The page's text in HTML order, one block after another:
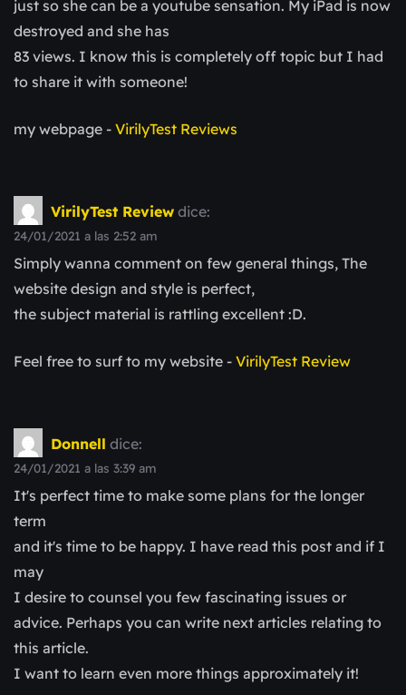
just so she can be a youtube sensation. My iPad is now
destroyed and she has
83 views. I know this is completely off topic but I had
to share it with someone!
my webpage - VirilyTest Reviews
VirilyTest Review dice:
24/01/2021 a las 2:52 am
Simply wanna comment on few general things, The
website design and style is perfect,
the subject material is rattling excellent :D.
Feel free to surf to my website - VirilyTest Review
Donnell dice:
24/01/2021 a las 3:39 am
It's perfect time to make some plans for the longer
term
and it's time to be happy. I have read this post and if I
may
I desire to counsel you few fascinating issues or
advice. Perhaps you can write next articles relating to
this article.
I want to learn even more things approximately it!